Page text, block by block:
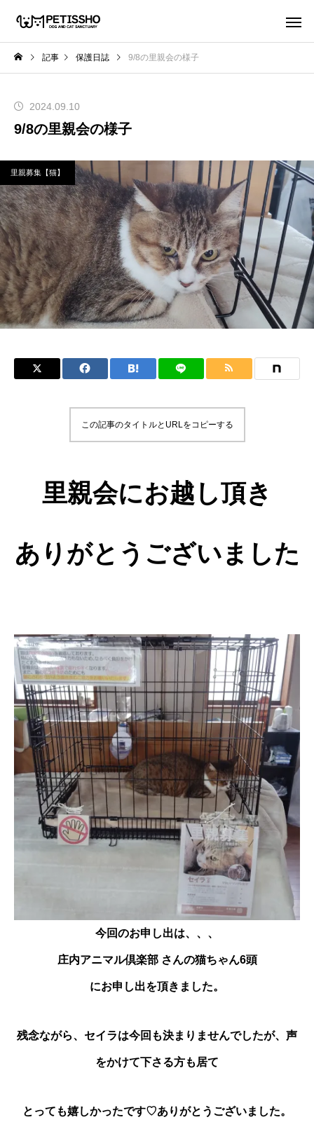
記事 保護日誌 9/8の里親会の様子
2024.09.10
9/8の里親会の様子
里親募集【猫】
この記事のタイトルとURLをコピーする
里親会にお越し頂き
ありがとうございました
今回のお申し出は、、、
庄内アニマル倶楽部 さんの猫ちゃん6頭
にお申し出を頂きました。
残念ながら、セイラは今回も決まりませんでしたが、声
をかけて下さる方も居て
とっても嬉しかったです♡ありがとうございました。